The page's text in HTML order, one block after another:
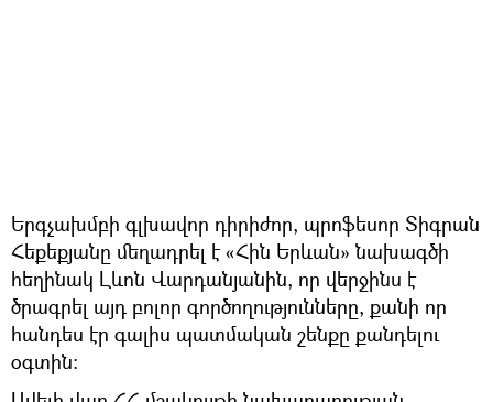
Երգչախմբի գլխավոր դիրիժոր, պրոֆեսոր Տիգրան
Հեքեքյանը մեղադրել է «Հին Երևան» նախագծի
հեղինակ Լևոն Վարդանյանին, որ վերջինս է
ծրագրել այդ բոլոր գործողությունները, քանի որ
հանդես էր գալիս պատմական շենքը քանդելու
օգտին։